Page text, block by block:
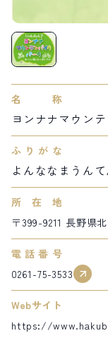
白馬村観光局インフ
399-9301 長野県北
Snow Peak LAND
営業時間：9:00～
TEL.0261-85-4210 /
FURUSATO TAX
ふるさと納税
サイト内検索
プライバシーポリシー
名称
ヨンナナマウン
ふりがな
よんななまうん
所在地
〒399-9211 長野県
電話番号
0261-75-3533
Webサイト
https://